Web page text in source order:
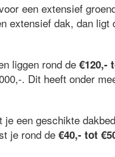
een extensief
extensief dak, dan
liggen rond de €120,-
. Dit heeft onder
een geschikte
je rond de €40,- tot